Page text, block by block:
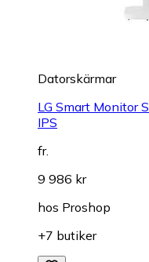
Datorskärmar
LG Smart Monitor
IPS
fr.
9 986 kr
hos Proshop
+7 butiker